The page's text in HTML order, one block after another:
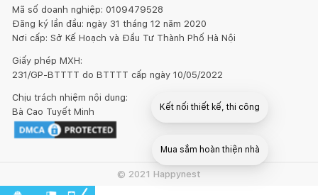
Mã số doanh nghiệp: 0109479528
Đăng ký lần đầu: ngày 31 tháng 12 năm 2020
Nơi cấp: Sở Kế Hoạch và Đầu Tư Thành Phố Hà Nội
Giấy phép MXH:
231/GP-BTTTT do BTTTT cấp ngày 10/05/2022
Chịu trách nhiệm nội dung:
Bà Cao Tuyết Minh
© 2021 Happynest